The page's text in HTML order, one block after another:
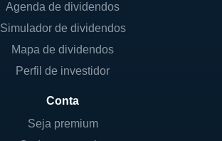
Agenda de dividendos
Simulador de dividendos
Mapa de dividendos
Perfil de investidor
Conta
Seja premium